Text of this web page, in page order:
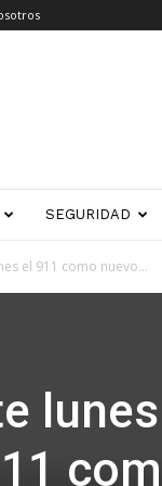
SEGURIDAD
el 911 como nuevo...